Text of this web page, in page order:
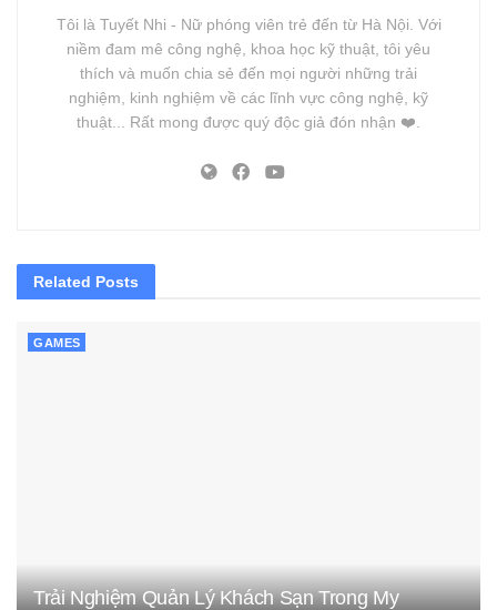
Tôi là Tuyết Nhi - Nữ phóng viên trẻ đến từ Hà Nội. Với
niềm đam mê công nghệ, khoa học kỹ thuật, tôi yêu
thích và muốn chia sẻ đến mọi người những trải
nghiệm, kinh nghiệm về các lĩnh vực công nghệ, kỹ
thuật... Rất mong được quý độc giả đón nhận ❤️.
Related Posts
GAMES
Trải Nghiệm Quản Lý Khách Sạn Trong My